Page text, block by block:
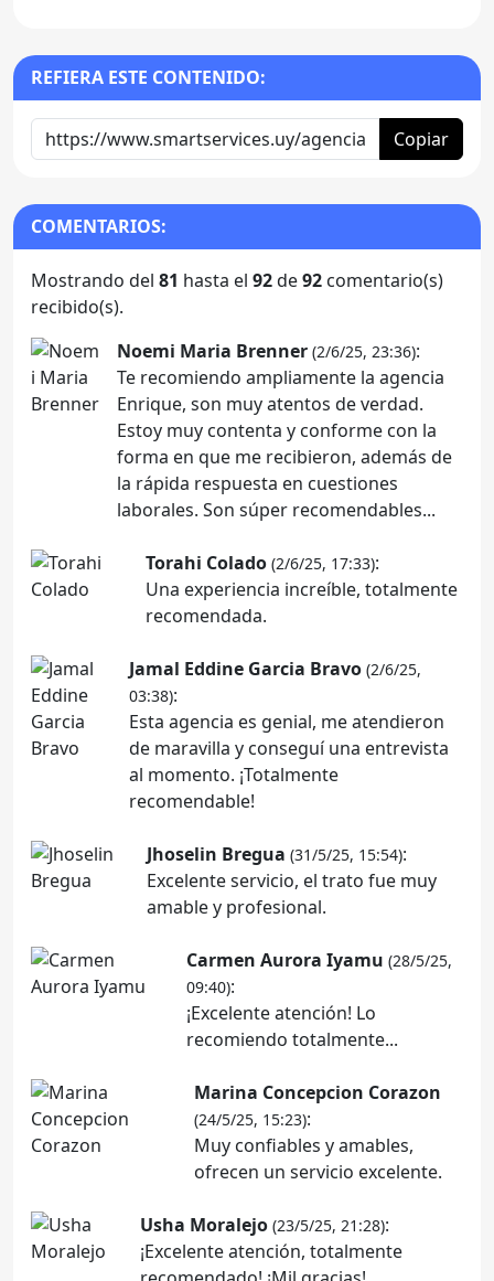
REFIERA ESTE CONTENIDO:
Copiar
COMENTARIOS:
Mostrando del 81 hasta el 92de92 comentario(s)
recibido(s).
Noemi Maria Brenner (2/6/25, 23:36):
Te recomiendo ampliamente la agencia
Enrique, son muy atentos de verdad.
Estoy muy contenta y conforme con la
forma en que me recibieron, además de
la rápida respuesta en cuestiones
laborales. Son súper recomendables...
Torahi Colado (2/6/25, 17:33):
Una experiencia increíble, totalmente
recomendada.
Jamal Eddine Garcia Bravo (2/6/25,
03:38):
Esta agencia es genial, me atendieron
de maravilla y conseguí una entrevista
al momento. ¡Totalmente
recomendable!
Jhoselin Bregua (31/5/25, 15:54):
Excelente servicio, el trato fue muy
amable y profesional.
Carmen Aurora Iyamu (28/5/25,
09:40):
¡Excelente atención! Lo
recomiendo totalmente...
Marina Concepcion Corazon
(24/5/25, 15:23):
Muy confiables y amables,
ofrecen un servicio excelente.
Usha Moralejo (23/5/25, 21:28):
¡Excelente atención, totalmente